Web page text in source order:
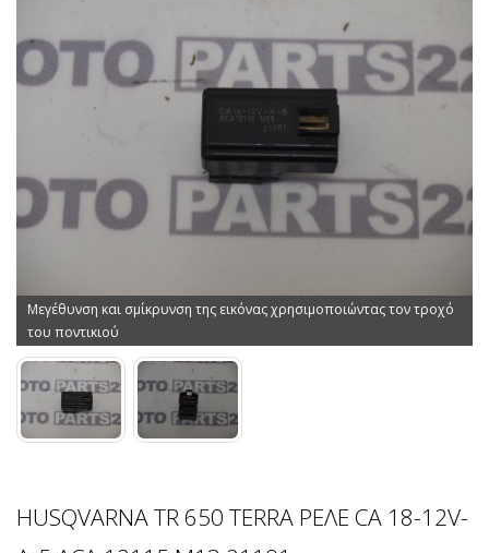
Μεγέθυνση και σμίκρυνση της εικόνας χρησιμοποιώντας τον τροχό
του ποντικιού
HUSQVARNA TR 650 TERRA ΡΕΛΕ CA 18-12V-